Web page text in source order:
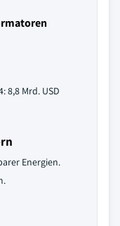
8,8 Mrd. USD
Energien.